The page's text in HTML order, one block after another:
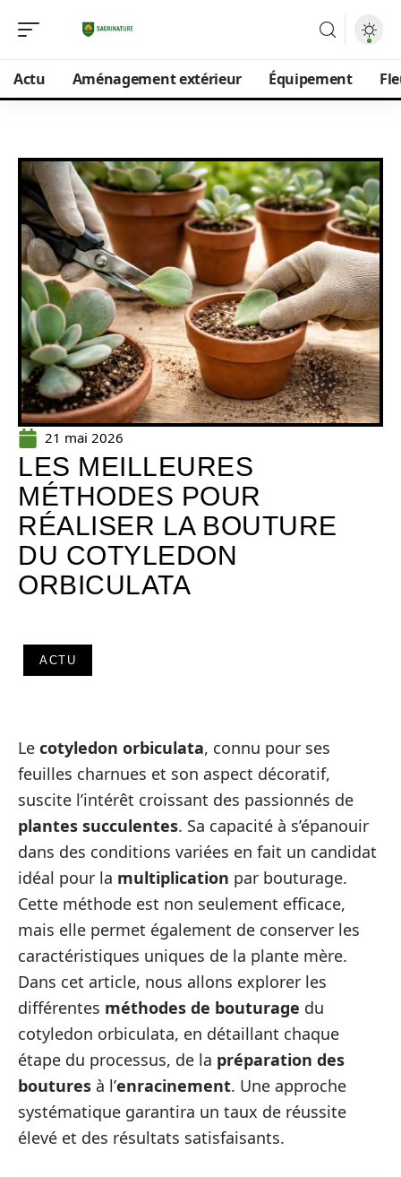
Actu Aménagement extérieur Équipement
21 mai 2026
LES MEILLEURES
MÉTHODES POUR
RÉALISER LA BOUTURE
DU COTYLEDON
ORBICULATA
ACTU
Le cotyledon orbiculata, connu pour ses
feuilles charnues et son aspect décoratif,
suscite l’intérêt croissant des passionnés de
plantes succulentes. Sa capacité à s’épanouir
dans des conditions variées en fait un candidat
idéal pour la multiplication par bouturage.
Cette méthode est non seulement efficace,
mais elle permet également de conserver les
caractéristiques uniques de la plante mère.
Dans cet article, nous allons explorer les
différentes méthodes de bouturage du
cotyledon orbiculata, en détaillant chaque
étape du processus, de la préparation des
boutures à l’enracinement. Une approche
systématique garantira un taux de réussite
élevé et des résultats satisfaisants.